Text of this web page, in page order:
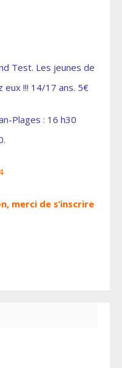
Test. Les jeunes de
eux !!! 14/17 ans. 5€
Plages : 16 h30
merci de s’inscrire